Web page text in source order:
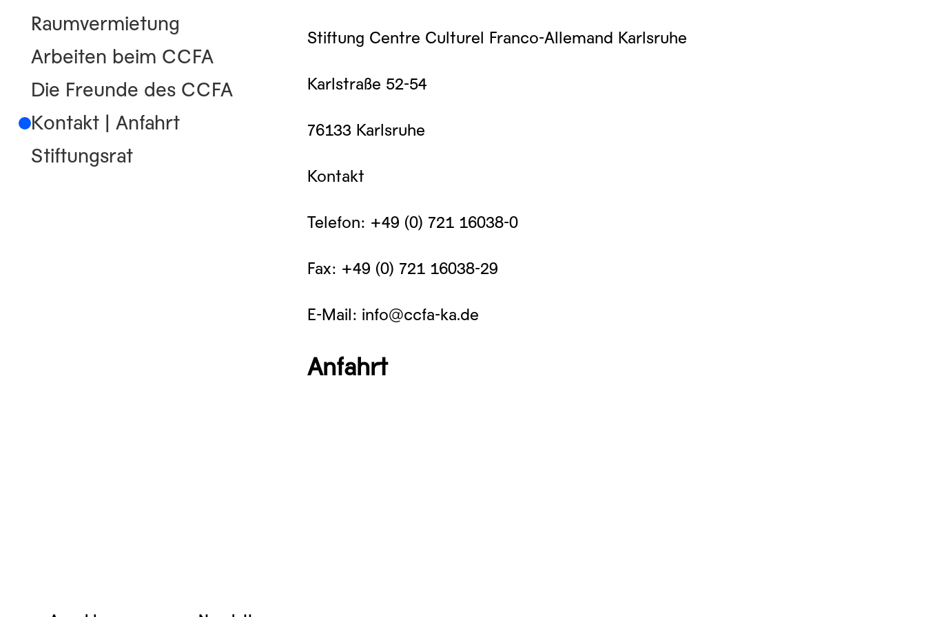
Raumvermietung
Arbeiten beim CCFA
Die Freunde des CCFA
Kontakt | Anfahrt
Stiftungsrat
Stiftung Centre Culturel Franco-Allemand Karlsruhe
Karlstraße 52-54
76133 Karlsruhe
Kontakt
Telefon: +49 (0) 721 16038-0
Fax: +49 (0) 721 16038-29
E-Mail: info@ccfa-ka.de
Anfahrt